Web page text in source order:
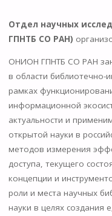
Отдел научных
ГПНТБ СО РАН)
ОНИОН ГПНТБ СО РАН
в области
рамках
информационной
актуальности и
открытой науки в
методов измерения
доступа, текущего
концепции и
роли и места научных
науки в целях